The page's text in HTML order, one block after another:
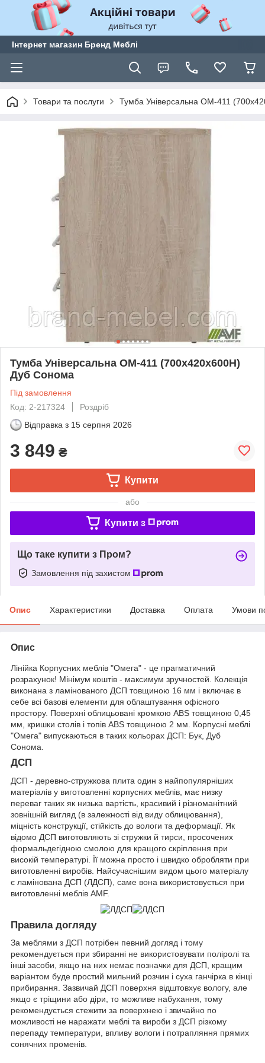
Інтернет магазин Бренд Меблі
Товари та послуги Тумба Універсальна ОМ-411
Тумба Універсальна ОМ-411 (700х420х600Н)
Дуб Сонома
Під замовлення
Код: 2-217324
Роздріб
Відправка з 15 серпня 2026
3 849 ₴
Купити
або
Купити з
Що таке купити з Пром?
Замовлення під захистом
Опис Характеристики Доставка Оплата Умови
Опис
Лінійка Корпусних меблів "Омега" - це прагматичний
розрахунок! Мінімум коштів - максимум зручностей. Колекція
виконана з ламінованого ДСП товщиною 16 мм і включає в
себе всі базові елементи для облаштування офісного
простору. Поверхні облицьовані кромкою ABS товщиною 0,45
мм, кришки столів і топів ABS товщиною 2 мм. Корпусні меблі
"Омега" випускаються в таких кольорах ДСП: Бук, Дуб
Сонома.
ДСП
ДСП - деревно-стружкова плита один з найпопулярніших
матеріалів у виготовленні корпусних меблів, має низку
переваг таких як низька вартість, красивий і різноманітний
зовнішній вигляд (в залежності від виду облицювання),
міцність конструкції, стійкість до вологи та деформації. Як
відомо ДСП виготовляють зі стружки й тирси, просочених
формальдегідною смолою для кращого скріплення при
високій температурі. Її можна просто і швидко обробляти при
виготовленні виробів. Найсучаснішим видом цього матеріалу
є ламінована ДСП (ЛДСП), саме вона використовується при
виготовленні меблів AMF.
Правила догляду
За меблями з ДСП потрібен певний догляд і тому
рекомендується при збиранні не використовувати поліролі та
інші засоби, якщо на них немає позначки для ДСП, кращим
варіантом буде простий мильний розчин і суха ганчірка в кінці
прибирання. Зазвичай ДСП поверхня відштовхує вологу, але
якщо є тріщини або діри, то можливе набухання, тому
рекомендується стежити за поверхнею і звичайно по
можливості не наражати меблі та вироби з ДСП різкому
перепаду температури, впливу вологи і потрапляння прямих
сонячних променів.